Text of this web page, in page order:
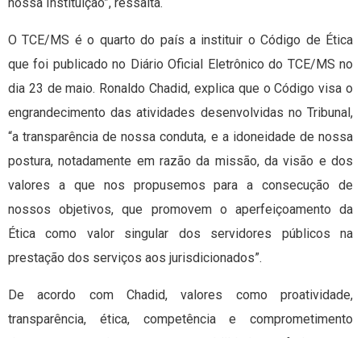
O TCE/MS é o quarto do país a instituir o Código de Ética
que foi publicado no Diário Oficial Eletrônico do TCE/MS no
dia 23 de maio. Ronaldo Chadid, explica que o Código visa o
engrandecimento das atividades desenvolvidas no Tribunal,
“a transparência de nossa conduta, e a idoneidade de nossa
postura, notadamente em razão da missão, da visão e dos
valores a que nos propusemos para a consecução de
nossos objetivos, que promovem o aperfeiçoamento da
Ética como valor singular dos servidores públicos na
prestação dos serviços aos jurisdicionados”.
De acordo com Chadid, valores como proatividade,
transparência, ética, competência e comprometimento